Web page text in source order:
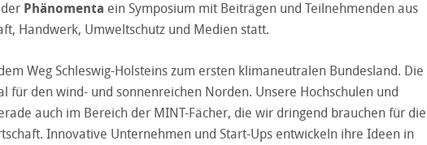
Phänomenta ein Symposium mit Beiträgen und Teilnehmenden aus
Handwerk, Umweltschutz und Medien statt.
Weg Schleswig-Holsteins zum ersten klimaneutralen Bundesland. Die
für den wind- und sonnenreichen Norden. Unsere Hochschulen und
auch im Bereich der MINT-Fächer, die wir dringend brauchen für die
Innovative Unternehmen und Start-Ups entwickeln ihre Ideen in